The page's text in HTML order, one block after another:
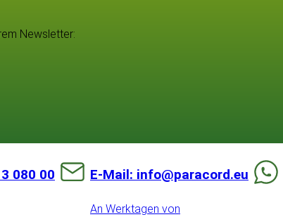
Newsletter:
080 00 E-Mail: info@paracord.eu
An Werktagen von